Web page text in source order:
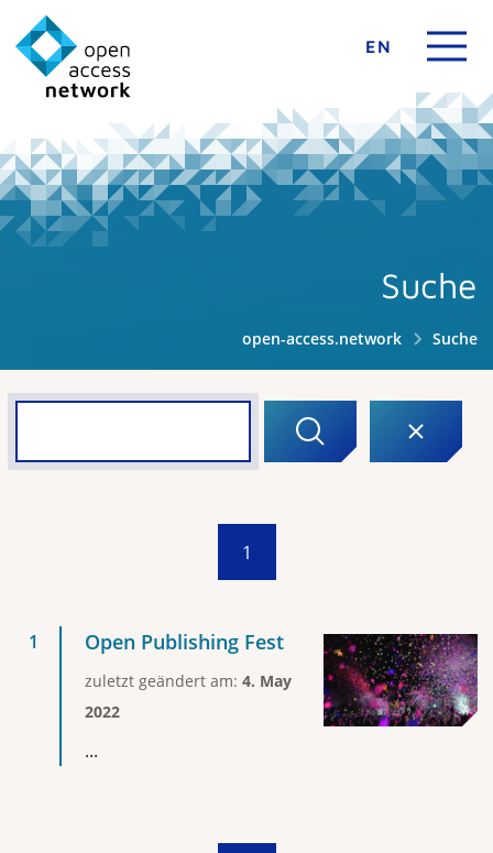
EN
Suche
open-access.network Suche
1
Open Publishing Fest
zuletzt geändert am: 4. May
2022
...